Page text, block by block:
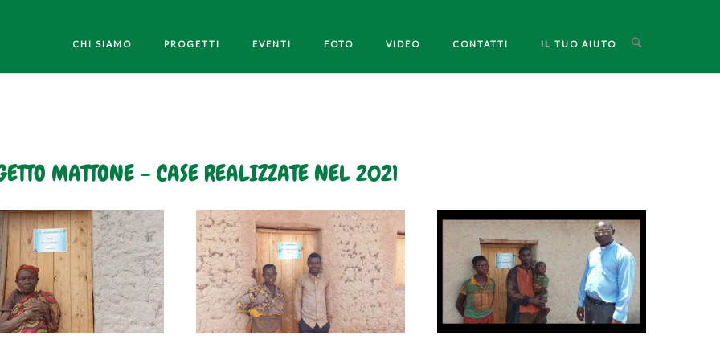
CHI SIAMO PROGETTI EVENTI FOTO VIDEO CONTATTI IL TUO AIUTO
MATTONE – CASE REALIZZATE NEL 2021